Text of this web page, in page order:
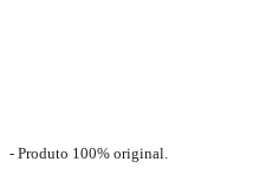
- Produto 100% original.